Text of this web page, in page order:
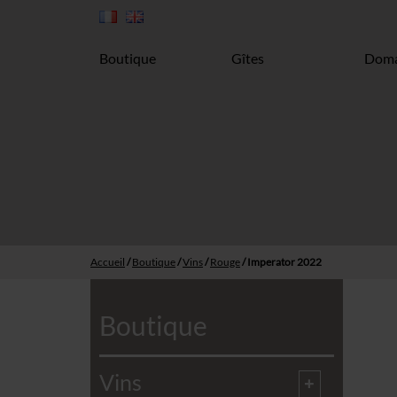
Boutique Gîtes
Accueil /Boutique/Vins/Rouge/ Imperator 2022
Boutique
Vins